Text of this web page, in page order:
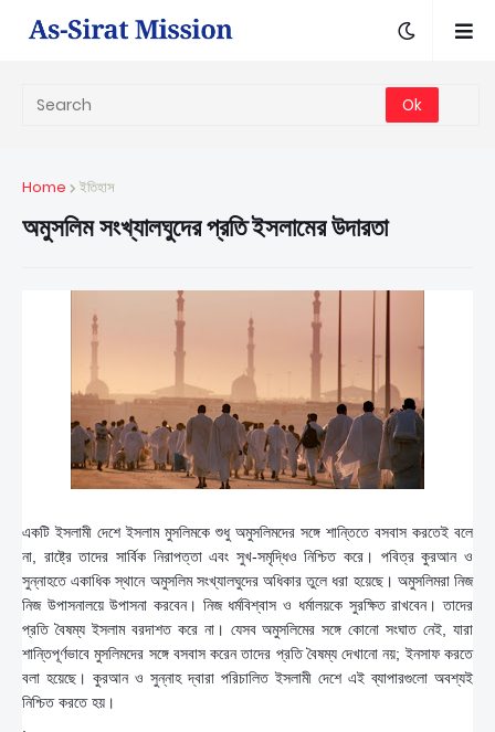
Home ইতিহাস
অমুসলিম সংখ্যালঘুদের প্রতি ইসলামের উদারতা
একটি ইসলামী দেশে ইসলাম মুসলিমকে শুধু অমুসলিমদের সঙ্গে শান্তিতে বসবাস করতেই বলে
না, রাষ্ট্রে তাদের সার্বিক নিরাপত্তা এবং সুখ-সমৃদ্ধিও নিশ্চিত করে। পবিত্র কুরআন ও
সুন্নাহতে একাধিক স্থানে অমুসলিম সংখ্যালঘুদের অধিকার তুলে ধরা হয়েছে। অমুসলিমরা নিজ
নিজ উপাসনালয়ে উপাসনা করবেন। নিজ ধর্মবিশ্বাস ও ধর্মালয়কে সুরক্ষিত রাখবেন। তাদের
প্রতি বৈষম্য ইসলাম বরদাশত করে না। যেসব অমুসলিমের সঙ্গে কোনো সংঘাত নেই, যারা
শান্তিপূর্ণভাবে মুসলিমদের সঙ্গে বসবাস করেন তাদের প্রতি বৈষম্য দেখানো নয়; ইনসাফ করতে
বলা হয়েছে। কুরআন ও সুন্নাহ দ্বারা পরিচালিত ইসলামী দেশে এই ব্যাপারগুলো অবশ্যই
নিশ্চিত করতে হয়।